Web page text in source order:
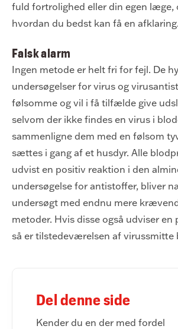
fuld fortrolighed eller din egen læge,
hvordan du bedst kan få en afklaring.
Falsk alarm
Ingen metode er helt fri for fejl. De
undersøgelser for virus og
følsomme og vil i få tilfælde give
selvom der ikke findes en virus i
sammenligne dem med en følsom
sættes i gang af et husdyr. Alle
udvist en positiv reaktion i den
undersøgelse for antistoffer, bliver
undersøgt med endnu mere
metoder. Hvis disse også udviser en
så er tilstedeværelsen af virussmitte
Del denne side
Kender du en der med fordel